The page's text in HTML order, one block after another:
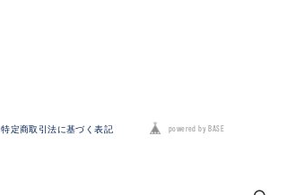
特定商取引法に基づく表記 powered by BASE